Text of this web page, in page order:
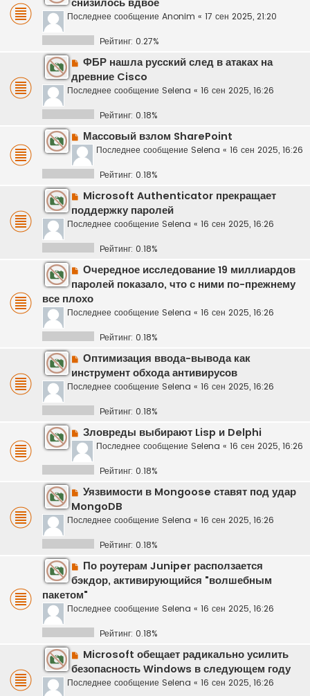
снизилось вдвое
Последнее сообщение Anonim « 17 сен 2025, 21:20
Рейтинг: 0.27%
ФБР нашла русский след в атаках на
древние Cisco
Последнее сообщение Selena « 16 сен 2025, 16:26
Рейтинг: 0.18%
Массовый взлом SharePoint
Последнее сообщение Selena « 16 сен 2025, 16:26
Рейтинг: 0.18%
Microsoft Authenticator прекращает
поддержку паролей
Последнее сообщение Selena « 16 сен 2025, 16:26
Рейтинг: 0.18%
Очередное исследование 19 миллиардов
паролей показало, что с ними по-прежнему
все плохо
Последнее сообщение Selena « 16 сен 2025, 16:26
Рейтинг: 0.18%
Оптимизация ввода-вывода как
инструмент обхода антивирусов
Последнее сообщение Selena « 16 сен 2025, 16:26
Рейтинг: 0.18%
Зловреды выбирают Lisp и Delphi
Последнее сообщение Selena « 16 сен 2025, 16:26
Рейтинг: 0.18%
Уязвимости в Mongoose ставят под удар
MongoDB
Последнее сообщение Selena « 16 сен 2025, 16:26
Рейтинг: 0.18%
По роутерам Juniper расползается
бэкдор, активирующийся "волшебным
пакетом"
Последнее сообщение Selena « 16 сен 2025, 16:26
Рейтинг: 0.18%
Microsoft обещает радикально усилить
безопасность Windows в следующем году
Последнее сообщение Selena « 16 сен 2025, 16:26